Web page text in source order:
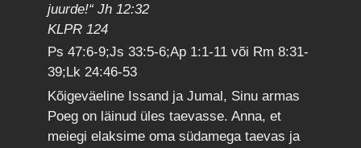
juurde!“ Jh 12:32
KLPR 124
Ps 47:6-9;Js 33:5-6;Ap 1:1-11 või Rm 8:31-
39;Lk 24:46-53
Kõigeväeline Issand ja Jumal, Sinu armas
Poeg on läinud üles taevasse. Anna, et
meiegi elaksime oma südamega taevas ja